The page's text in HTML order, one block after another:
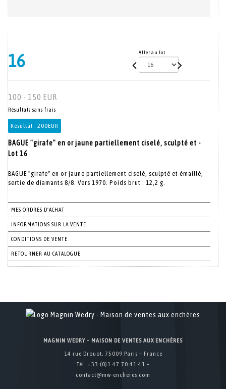
16 Aller au lot
100 - 150 EUR
Résultats sans frais
Résultat : 200EUR
BAGUE "girafe" en or jaune partiellement ciselé, sculpté et -
Lot 16
BAGUE "girafe" en or jaune partiellement ciselé, sculpté et émaillé,
sertie de diamants 8/8. Vers 1970. Poids brut : 12,2 g.
MES ORDRES D'ACHAT
INFORMATIONS SUR LA VENTE
CONDITIONS DE VENTE
RETOURNER AU CATALOGUE
MAGNIN WEDRY – MAISON DE VENTES AUX ENCHÈRES
14 rue Drouot, 75009 Paris – France
Tél. +33 (0)1 47 70 41 41 –
contact@mw-encheres.com